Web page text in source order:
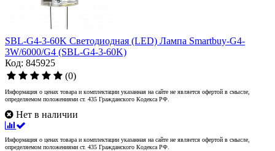
SBL-G4-3-60K Светодиодная (LED) Лампа Smartbuy-G4-
3W/6000/G4 (SBL-G4-3-60K)
Код: 845925
(0)
Информация о ценах товара и комплектации указанная на сайте не является офертой в смысле,
определяемом положениями ст. 435 Гражданского Кодекса РФ.
Нет в наличии
Информация о ценах товара и комплектации указанная на сайте не является офертой в смысле,
определяемом положениями ст. 435 Гражданского Кодекса РФ.